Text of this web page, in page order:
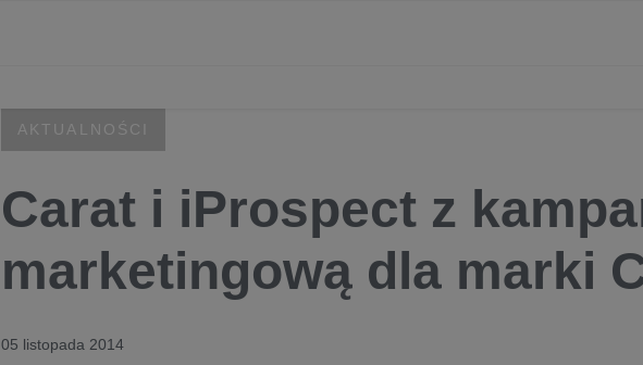
AKTUALNOŚCI
Carat i iProspect z
marketingową dla marki
05 listopada 2014